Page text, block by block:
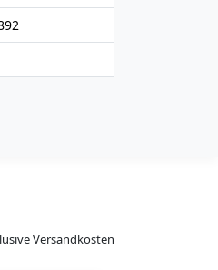
Versandkosten